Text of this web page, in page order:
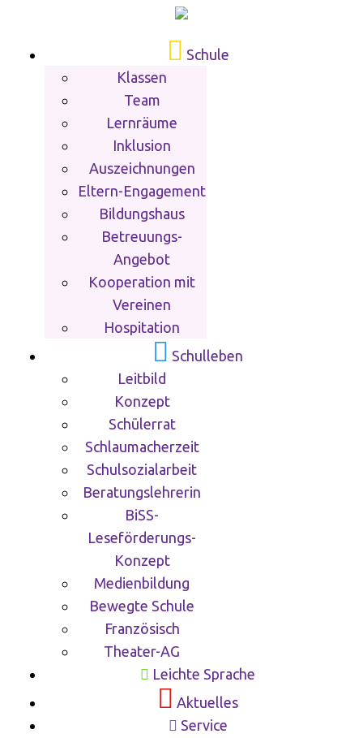
Schule
Klassen
Team
Lernräume
Inklusion
Auszeichnungen
Eltern-Engagement
Bildungshaus
Betreuungs-
Angebot
Kooperation mit
Vereinen
Hospitation
Schulleben
Leitbild
Konzept
Schülerrat
Schlaumacherzeit
Schulsozialarbeit
Beratungslehrerin
BiSS-
Leseförderungs-
Konzept
Medienbildung
Bewegte Schule
Französisch
Theater-AG
Leichte Sprache
Aktuelles
Service